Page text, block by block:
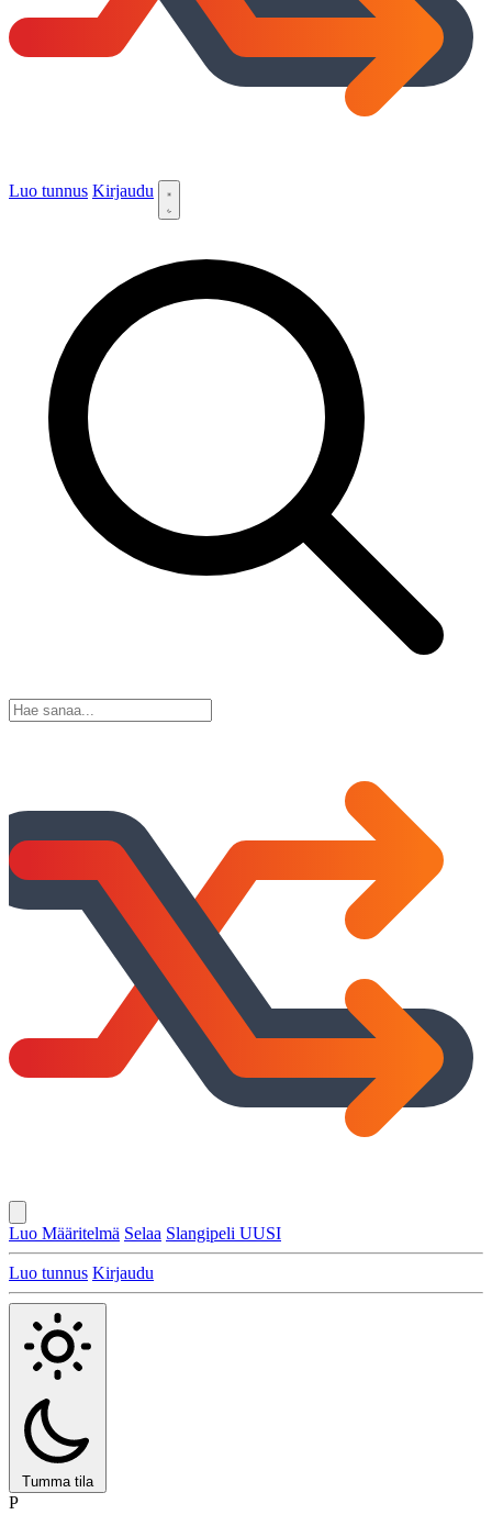
Luo tunnus Kirjaudu
Luo Määritelmä Selaa Slangipeli UUSI
Luo tunnus Kirjaudu
Tumma tila
P